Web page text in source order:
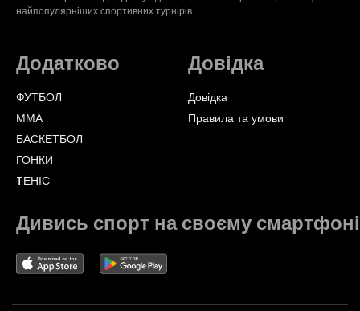
найпопулярніших спортивних турнірів.
Додатково
ФУТБОЛ
ММА
БАСКЕТБОЛ
ГОНКИ
TЕНІС
Довідка
Довідка
Правила та умови
Дивись спорт на своєму смартфоні